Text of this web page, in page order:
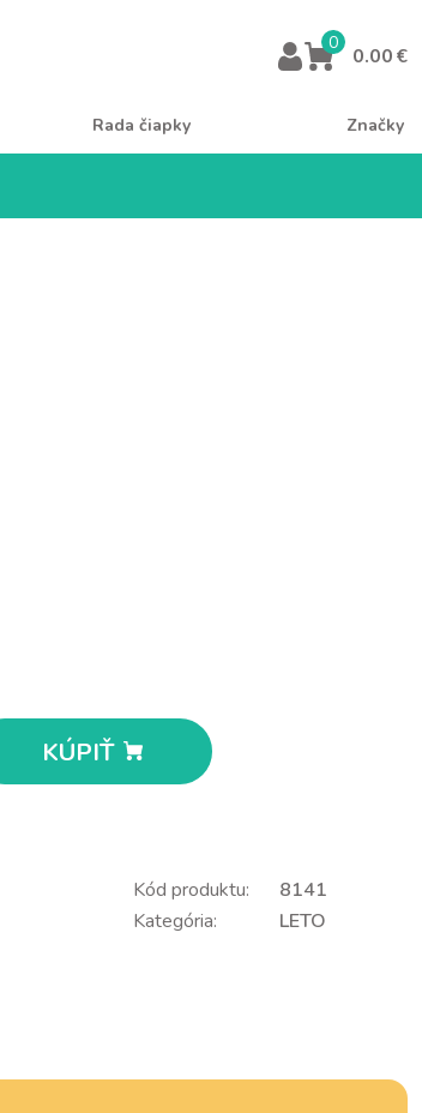
0
0.00 €
Rada čiapky Značky
KÚPIŤ
Kód produktu:
8141
Kategória:
LETO